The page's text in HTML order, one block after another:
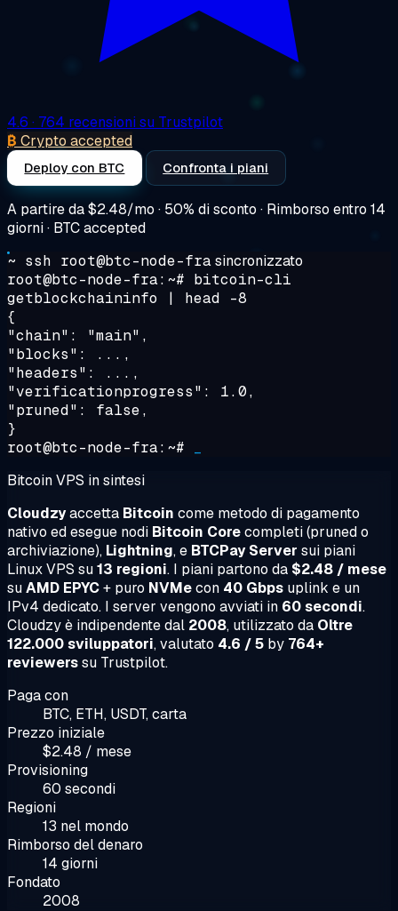
4.6 · 764 recensioni su Trustpilot
₿ Crypto accepted
Deploy con BTC Confronta i piani
A partire da$2.48/mo · 50% di sconto · Rimborso entro 14
giorni · BTC accepted
~ ssh root@btc-node-frasincronizzato
root@btc-node-fra:~# bitcoin-cli
getblockchaininfo | head -8
{
"chain": "main",
"blocks": ...,
"headers": ...,
"verificationprogress": 1.0,
"pruned": false,
}
root@btc-node-fra:~#
Bitcoin VPS in sintesi
Cloudzyaccetta Bitcoin come metodo di pagamento
nativo ed esegue nodi Bitcoin Corecompleti (pruned o
archiviazione), Lightning, e BTCPay Server sui piani
Linux VPS su13 regioni. I piani partono da $2.48 / mese
suAMD EPYC+ puro NVMecon 40 Gbps uplink e un
IPv4 dedicato. I server vengono avviati in 60 secondi.
Cloudzy è indipendente dal 2008, utilizzato da Oltre
122.000 sviluppatori, valutato 4.6 / 5 by 764+
reviewerssu Trustpilot.
Paga con
BTC, ETH, USDT, carta
Prezzo iniziale
$2.48 / mese
Provisioning
60 secondi
Regioni
13 nel mondo
Rimborso del denaro
14 giorni
Fondato
2008